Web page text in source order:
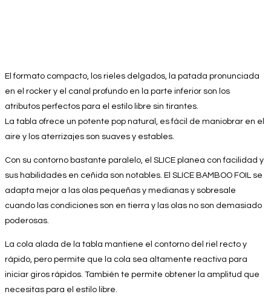
El formato compacto, los rieles delgados, la patada pronunciada
en el rocker y el canal profundo en la parte inferior son los
atributos perfectos para el estilo libre sin tirantes.
La tabla ofrece un potente pop natural, es fácil de maniobrar en el
aire y los aterrizajes son suaves y estables.
Con su contorno bastante paralelo, el SLICE planea con facilidad y
sus habilidades en ceñida son notables. El SLICE BAMBOO FOIL se
adapta mejor a las olas pequeñas y medianas y sobresale
cuando las condiciones son en tierra y las olas no son demasiado
poderosas.
La cola alada de la tabla mantiene el contorno del riel recto y
rápido, pero permite que la cola sea altamente reactiva para
iniciar giros rápidos. También te permite obtener la amplitud que
necesitas para el estilo libre.